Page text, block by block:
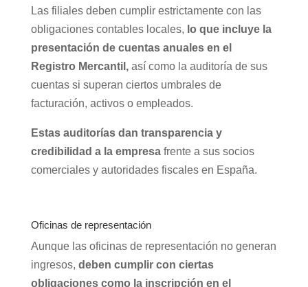
Las filiales deben cumplir estrictamente con las
obligaciones contables locales, lo que incluye la
presentación de cuentas anuales en el
Registro Mercantil,así como la auditoría de sus
cuentas si superan ciertos umbrales de
facturación, activos o empleados.
Estas auditorías dan transparencia y
credibilidad a la empresafrente a sus socios
comerciales y autoridades fiscales en España.
Oficinas de representación
Aunque las oficinas de representación no generan
ingresos, deben cumplir con ciertas
obligaciones como la inscripción en el